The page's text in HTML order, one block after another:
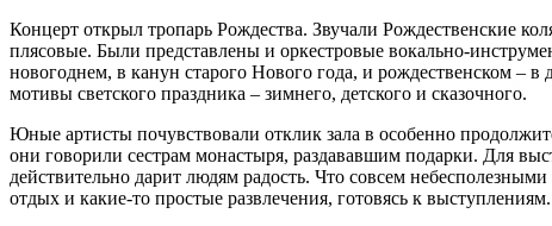
Концерт открыл тропарь Рождества. Звучали Рождественские
плясовые. Были представлены и оркестровые вокально-
новогоднем, в канун старого Нового года, и рождественском –
мотивы светского праздника – зимнего, детского и сказочного.
Юные артисты почувствовали отклик зала в особенно
они говорили сестрам монастыря, раздававшим подарки. Для
действительно дарит людям радость. Что совсем
отдых и какие-то простые развлечения, готовясь к выступлениям.